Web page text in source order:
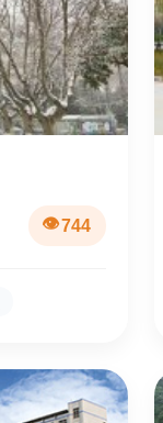
744